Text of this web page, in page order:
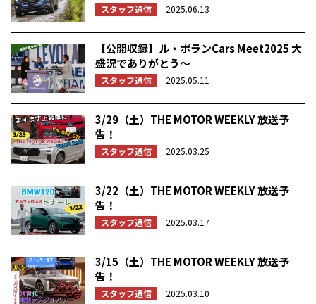
スタッフ通信 2025.06.13
【公開収録】ル・ボランCars Meet2025 大
盛況でありがとう〜
スタッフ通信 2025.05.11
3/29（土）THE MOTOR WEEKLY 放送予
告！
スタッフ通信 2025.03.25
3/22（土）THE MOTOR WEEKLY 放送予
告！
スタッフ通信 2025.03.17
3/15（土）THE MOTOR WEEKLY 放送予
告！
スタッフ通信 2025.03.10